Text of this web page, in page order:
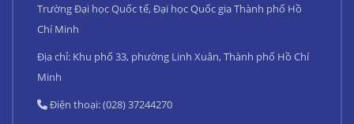
Trường Đại học Quốc tế, Đại học Quốc gia Thành phố Hồ
Chí Minh
Địa chỉ: Khu phố 33, phường Linh Xuân, Thành phố Hồ Chí
Minh
Điện thoại: (028) 37244270